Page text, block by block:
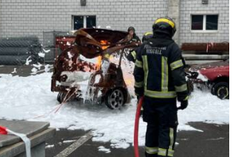
Atemschutzübung vom
19.Oktober 2024
12. November 2024
0Comments
Unsere Übung, am
19. Oktober 2024,
war äusserst
lehrreich…